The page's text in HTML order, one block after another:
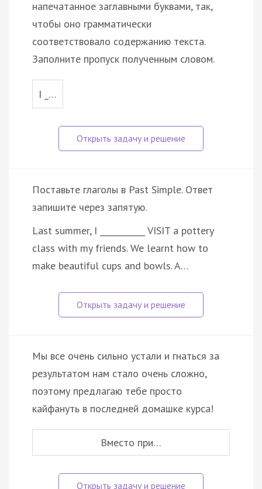
напечатанное заглавными буквами, так,
чтобы оно грамматически
соответствовало содержанию текста.
Заполните пропуск полученным словом.
I _…
Поставьте глаголы в Past Simple. Ответ
запишите через запятую.
Last summer, I ___________ VISIT a pottery
class with my friends. We learnt how to
make beautiful cups and bowls. A…
Мы все очень сильно устали и гнаться за
результатом нам стало очень сложно,
поэтому предлагаю тебе просто
кайфануть в последней домашке курса!
Вместо при…